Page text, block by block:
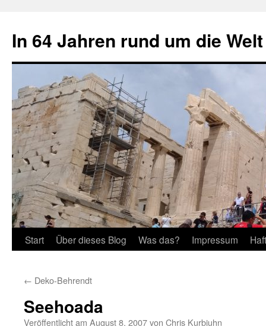
springen
In 64 Jahren rund um die Welt
Start Über dieses Blog Was das? Impressum
← Deko-Behrendt
Seehoada
Veröffentlicht am August 8, 2007von Chris Kurbjuhn